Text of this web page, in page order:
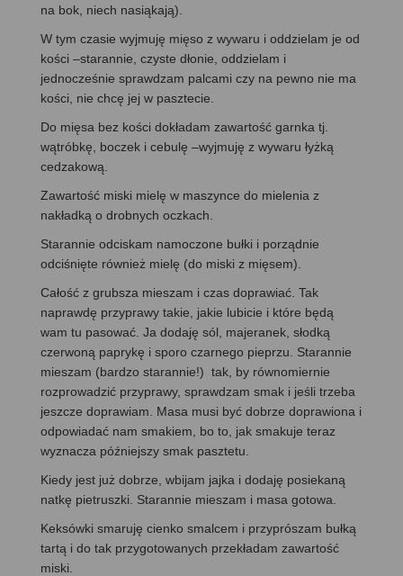
na bok, niech nasiąkają).
W tym czasie wyjmuję mięso z wywaru i oddzielam je od
kości –starannie, czyste dłonie, oddzielam i
jednocześnie sprawdzam palcami czy na pewno nie ma
kości, nie chcę jej w pasztecie.
Do mięsa bez kości dokładam zawartość garnka tj.
wątróbkę, boczek i cebulę –wyjmuję z wywaru łyżką
cedzakową.
Zawartość miski mielę w maszynce do mielenia z
nakładką o drobnych oczkach.
Starannie odciskam namoczone bułki i porządnie
odciśnięte również mielę (do miski z mięsem).
Całość z grubsza mieszam i czas doprawiać. Tak
naprawdę przyprawy takie, jakie lubicie i które będą
wam tu pasować. Ja dodaję sól, majeranek, słodką
czerwoną paprykę i sporo czarnego pieprzu. Starannie
mieszam (bardzo starannie!) tak, by równomiernie
rozprowadzić przyprawy, sprawdzam smak i jeśli trzeba
jeszcze doprawiam. Masa musi być dobrze doprawiona i
odpowiadać nam smakiem, bo to, jak smakuje teraz
wyznacza późniejszy smak pasztetu.
Kiedy jest już dobrze, wbijam jajka i dodaję posiekaną
natkę pietruszki. Starannie mieszam i masa gotowa.
Keksówki smaruję cienko smalcem i przyprószam bułką
tartą i do tak przygotowanych przekładam zawartość
miski.